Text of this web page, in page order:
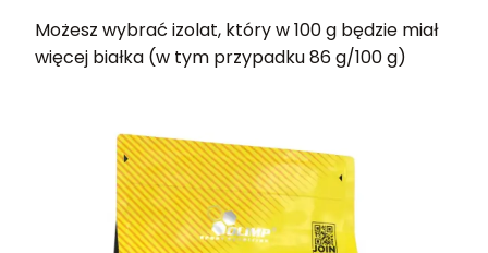
Możesz wybrać izolat, który w 100 g będzie miał
więcej białka (w tym przypadku 86 g/100 g)